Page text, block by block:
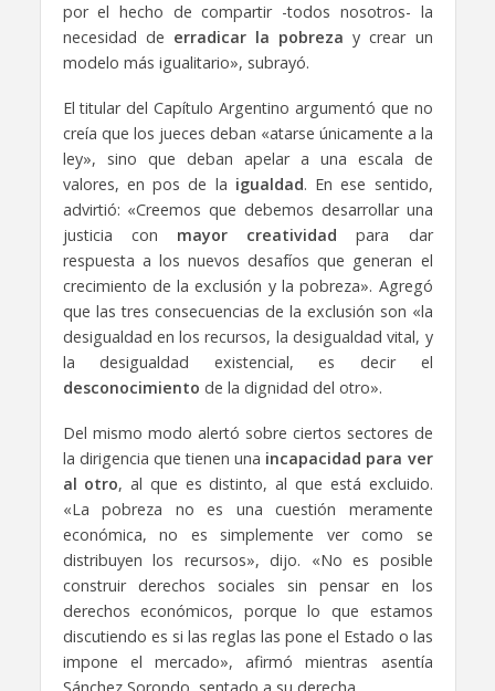
por el hecho de compartir -todos nosotros- la
necesidad de erradicar la pobreza y crear un
modelo más igualitario», subrayó.
El titular del Capítulo Argentino argumentó que no
creía que los jueces deban «atarse únicamente a la
ley», sino que deban apelar a una escala de
valores, en pos de la igualdad. En ese sentido,
advirtió: «Creemos que debemos desarrollar una
justicia con mayor creatividad para dar
respuesta a los nuevos desafíos que generan el
crecimiento de la exclusión y la pobreza». Agregó
que las tres consecuencias de la exclusión son «la
desigualdad en los recursos, la desigualdad vital, y
la desigualdad existencial, es decir el
desconocimiento de la dignidad del otro».
Del mismo modo alertó sobre ciertos sectores de
la dirigencia que tienen una incapacidad para ver
al otro, al que es distinto, al que está excluido.
«La pobreza no es una cuestión meramente
económica, no es simplemente ver como se
distribuyen los recursos», dijo. «No es posible
construir derechos sociales sin pensar en los
derechos económicos, porque lo que estamos
discutiendo es si las reglas las pone el Estado o las
impone el mercado», afirmó mientras asentía